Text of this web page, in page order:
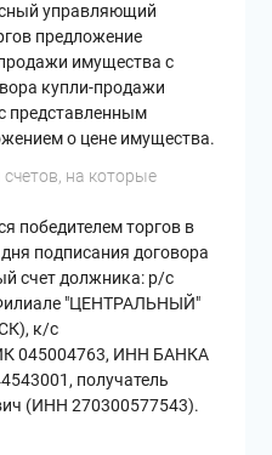
управляющий
предложение
имущества с
купли-продажи
представленным
о цене имущества.
на которые
победителем торгов в
подписания договора
счет должника: р/с
"ЦЕНТРАЛЬНЫЙ"
к/с
045004763, ИНН БАНКА
получатель
(ИНН 270300577543).